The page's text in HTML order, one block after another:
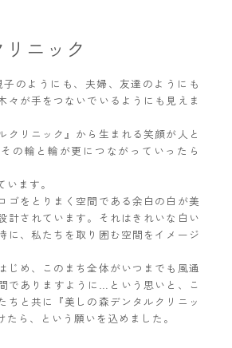
ニック
子のようにも、夫婦、友達のようにも
々が手をつないでいるようにも見えま
クリニック』から生まれる笑顔が人と
の輪と輪が更につながっていったら
ます。
ゴをとりまく空間である余白の白が美
計されています。それはきれいな白い
に、私たちを取り囲む空間をイメージ
じめ、このまち全体がいつまでも風通
でありますように…という思いと、こ
ちと共に『美しの森デンタルクリニッ
たら、という願いを込めました。